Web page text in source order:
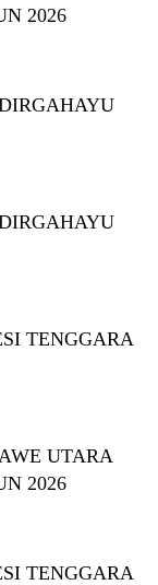
2026
TENGGARA
UTARA
2026
TENGGARA